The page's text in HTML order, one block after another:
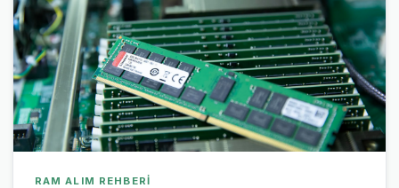
RAM ALIM REHBERI